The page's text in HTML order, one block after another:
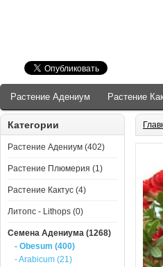
Растение Адениум Растение
Категории
Растение Адениум (402)
Растение Плюмерия (1)
Растение Кактус (4)
Литопс - Lithops (0)
Семена Адениума (1268)
- Obesum (400)
- Arabicum (21)